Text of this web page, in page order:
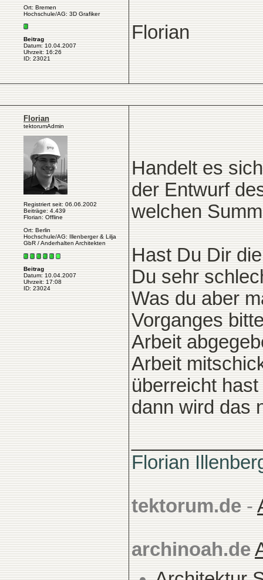
Ort: Bremen
Hochschule/AG: 3D Grafiker
Beitrag
Datum: 10.04.2007
Uhrzeit: 16:26
ID: 23021
Florian
Florian
tektorumAdmin
Registriert seit: 06.06.2002
Beiträge: 4.439
Florian: Offline
Ort: Berlin
Hochschule/AG: Illenberger & Lilja
GbR / Anderhalten Architekten
Beitrag
Datum: 10.04.2007
Uhrzeit: 17:08
ID: 23024
Handelt es
der Entwurf
welchen
Hast Du Dir
Du sehr
Was du aber
Vorganges
Arbeit
Arbeit
überreicht
dann wird das
Florian
tektorum.de -
archinoah.de